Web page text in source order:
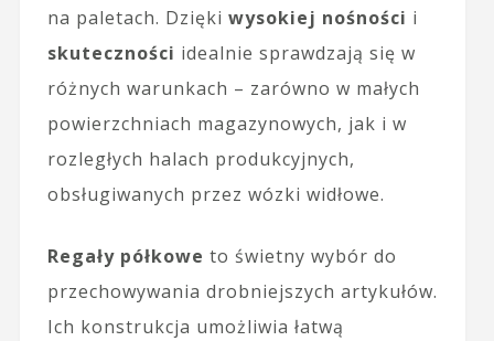
na paletach. Dzięki wysokiej nośności i
skuteczności idealnie sprawdzają się w
różnych warunkach – zarówno w małych
powierzchniach magazynowych, jak i w
rozległych halach produkcyjnych,
obsługiwanych przez wózki widłowe.
Regały półkowe to świetny wybór do
przechowywania drobniejszych artykułów.
Ich konstrukcja umożliwia łatwą